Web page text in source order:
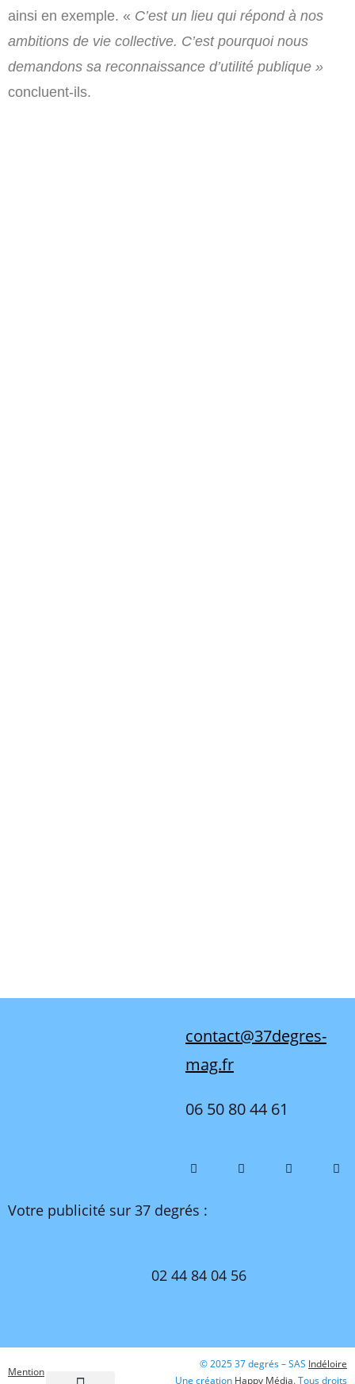
ainsi en exemple. « C’est un lieu qui répond à nos
ambitions de vie collective. C’est pourquoi nous
demandons sa reconnaissance d’utilité publique »
concluent-ils.
contact@37degres-
mag.fr
06 50 80 44 61
Votre publicité sur 37 degrés :
02 44 84 04 56
Mention
© 2025 37 degrés – SAS Indéloire
Une création Happy Média. Tous droits